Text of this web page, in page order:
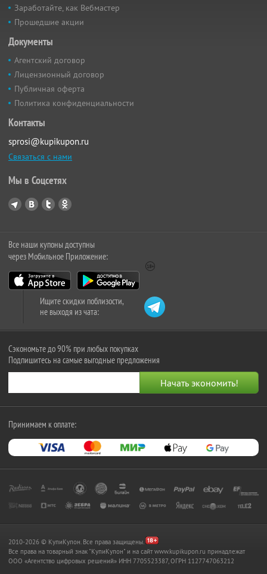
Заработайте, как Вебмастер
Прошедшие акции
Документы
Агентский договор
Лицензионный договор
Публичная оферта
Политика конфиденциальности
Контакты
sprosi@kupikupon.ru
Связаться с нами
Мы в Соцсетях
Все наши купоны доступны
через Мобильное Приложение:
Ищите скидки поблизости,
не выходя из чата:
Сэкономьте до 90% при любых покупках
Подпишитесь на самые выгодные предложения
Принимаем к оплате:
2010-2026 © КупиКупон. Все права защищены.
Все права на товарный знак "КупиКупон" и на сайт www.kupikupon.ru принадлежат
OOO «Агентство цифровых решений» ИНН 7705523387, ОГРН 1127747063212